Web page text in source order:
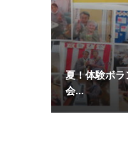
夏！体験ボ
会...